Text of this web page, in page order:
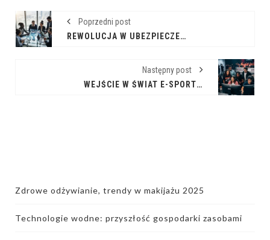
Poprzedni post
REWOLUCJA W UBEZPIECZENIACH: POZNAJ INSURTECH
Następny post
WEJŚCIE W ŚWIAT E-SPORTU: JAK INWESTOWAĆ W DRUŻYNY I ODNIEŚĆ SUKCES
Zdrowe odżywianie, trendy w makijażu 2025
Technologie wodne: przyszłość gospodarki zasobami